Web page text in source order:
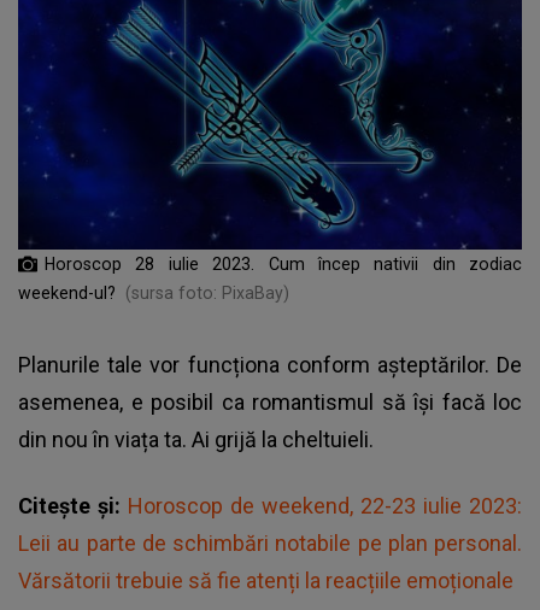
Horoscop 28 iulie 2023. Cum încep nativii din zodiac
weekend-ul?
(sursa foto: PixaBay)
Planurile tale vor funcționa conform așteptărilor. De
asemenea, e posibil ca romantismul să își facă loc
din nou în viața ta. Ai grijă la cheltuieli.
Citește și: Horoscop de weekend, 22-23 iulie 2023:
Leii au parte de schimbări notabile pe plan personal.
Vărsătorii trebuie să fie atenți la reacțiile emoționale